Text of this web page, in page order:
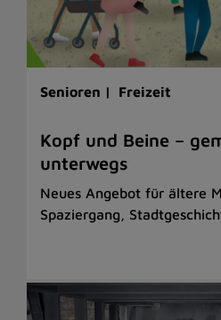
Senioren | Freizeit
Kopf und Beine –
unterwegs
Neues Angebot für ältere
Spaziergang,